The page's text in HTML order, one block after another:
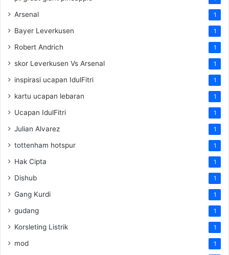
Arsenal 1
Bayer Leverkusen 1
Robert Andrich 1
skor Leverkusen Vs Arsenal 1
inspirasi ucapan IdulFitri 1
kartu ucapan lebaran 1
Ucapan IdulFitri 1
Julian Alvarez 1
tottenham hotspur 1
Hak Cipta 1
Dishub 1
Gang Kurdi 1
gudang 1
Korsleting Listrik 1
mod 1